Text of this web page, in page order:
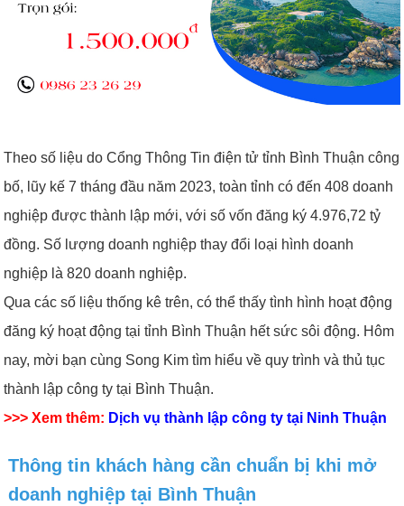
Theo số liệu do Cổng Thông Tin điện tử tỉnh Bình Thuận công
bố, lũy kế 7 tháng đầu năm 2023, toàn tỉnh có đến 408 doanh
nghiệp được thành lập mới, với số vốn đăng ký 4.976,72 tỷ
đồng. Số lượng doanh nghiệp thay đổi loại hình doanh
nghiệp là 820 doanh nghiệp.
Qua các số liệu thống kê trên, có thể thấy tình hình hoạt động
đăng ký hoạt động tại tỉnh Bình Thuận hết sức sôi động. Hôm
nay, mời bạn cùng Song Kim tìm hiểu về quy trình và thủ tục
thành lập công ty tại Bình Thuận.
>>> Xem thêm: Dịch vụ thành lập công ty tại Ninh Thuận
Thông tin khách hàng cần chuẩn bị khi mở
doanh nghiệp tại Bình Thuận